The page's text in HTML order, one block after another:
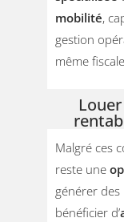
mobilité,
gestion
même
Malgré ces
reste une
générer
bénéficier d’